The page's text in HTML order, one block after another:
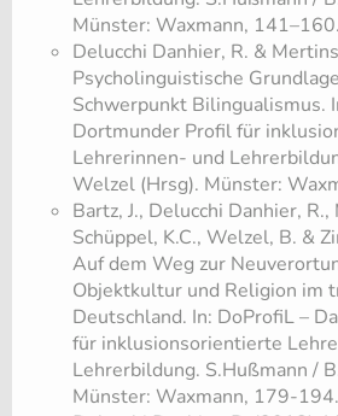
Münster: Waxmann, 141–160.
Delucchi Danhier, R. &
Psycholinguistische
Schwerpunkt Bilingualismus.
Dortmunder Profil für
Lehrerinnen- und
Welzel (Hrsg). Münster:
Bartz, J., Delucchi Danhier,
Schüppel, K.C., Welzel, B. &
Auf dem Weg zur
Objektkultur und Religion im
Deutschland. In: DoProfiL –
für inklusionsorientierte
Lehrerbildung. S.Hußmann /
Münster: Waxmann, 179-194.